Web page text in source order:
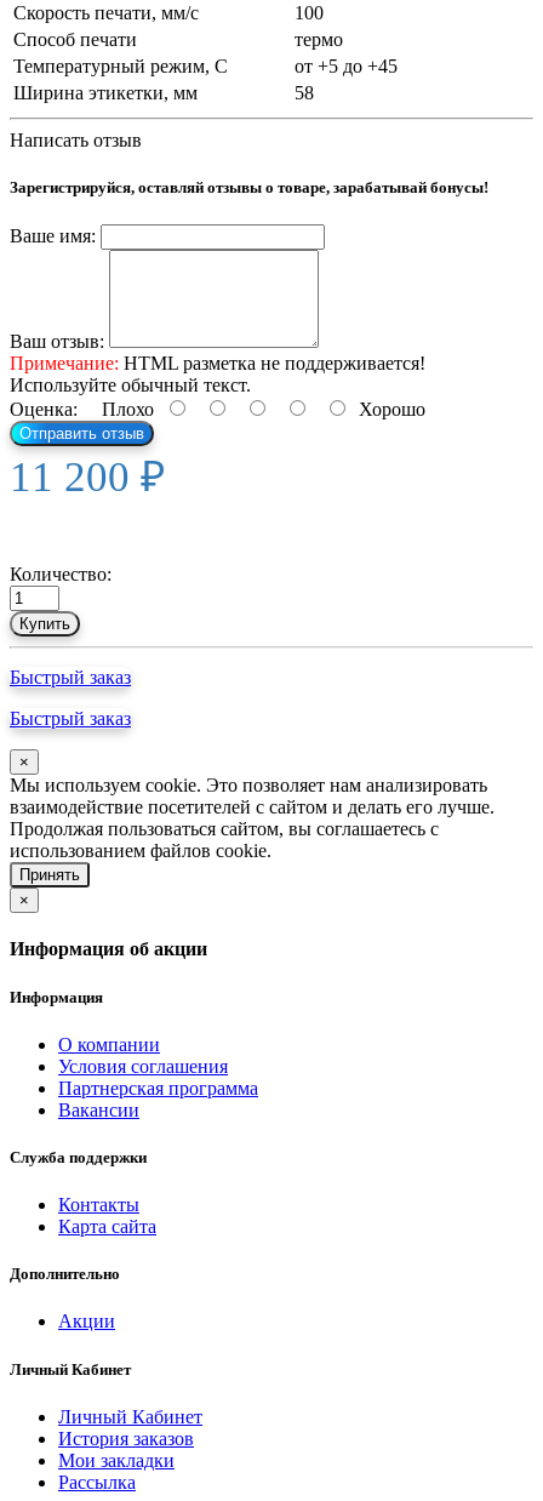
Скорость печати, мм/с
100
Способ печати
термо
Температурный режим, С
от +5 до +45
Ширина этикетки, мм
58
Написать отзыв
Зарегистрируйся, оставляй отзывы о товаре, зарабатывай бонусы!
Ваше имя:
Ваш отзыв:
Примечание: HTML разметка не поддерживается!
Используйте обычный текст.
Оценка: Плохо Хорошо
Отправить отзыв
11 200 ₽
Количество:
Купить
Быстрый заказ
Быстрый заказ
×
Мы используем cookie. Это позволяет нам анализировать
взаимодействие посетителей с сайтом и делать его лучше.
Продолжая пользоваться сайтом, вы соглашаетесь с
использованием файлов cookie.
Принять
×
Информация об акции
Информация
О компании
Условия соглашения
Партнерская программа
Вакансии
Служба поддержки
Контакты
Карта сайта
Дополнительно
Акции
Личный Кабинет
Личный Кабинет
История заказов
Мои закладки
Рассылка